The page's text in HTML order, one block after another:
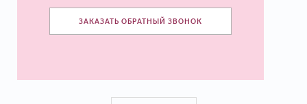
ЗАКАЗАТЬ ОБРАТНЫЙ ЗВОНОК